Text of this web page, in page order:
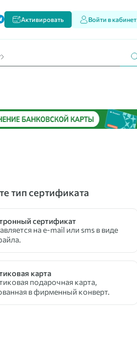
Активировать Войти в кабинет
продуктах
тип сертификата
сертификат
на e-mail или sms в виде
карта
подарочная карта,
в фирменный конверт.